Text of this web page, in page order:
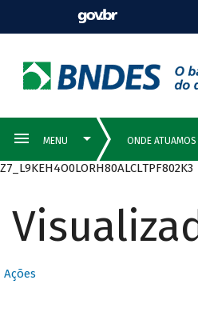
Z7_L9KEH4O0LORH80ALCLTPF802K3
Ações